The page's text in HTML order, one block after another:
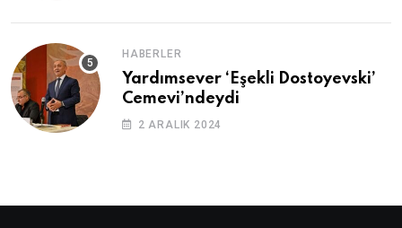
HABERLER
Yardımsever ‘Eşekli Dostoyevski’
Cemevi’ndeydi
2 ARALIK 2024